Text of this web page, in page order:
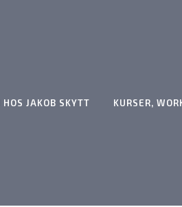
JAKOB SKYTT KURSER,